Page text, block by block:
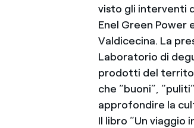
visto gli interventi
Enel Green
Valdicecina. La
Laboratorio di
prodotti del
che “buoni”,
approfondire la
Il libro “Un viaggio